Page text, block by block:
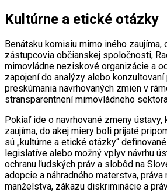
Kultúrne a etické otázky
Benátsku komisiu mimo iného zaujíma,
zástupcovia občianskej spoločnosti,
mimovládne neziskové organizácie a
zapojení do analýzy alebo
preskúmania navrhovaných zmien v
stransparentnení mimovládneho
Pokiaľ ide o navrhované zmeny ústavy,
zaujíma, do akej miery boli prijaté
sú „kultúrne a etické otázky“
legislatíve alebo možný vplyv návrhu
ochranu ľudských práv a slobôd na
adopcie a náhradného materstva, práva
manželstva, zákazu diskriminácie a